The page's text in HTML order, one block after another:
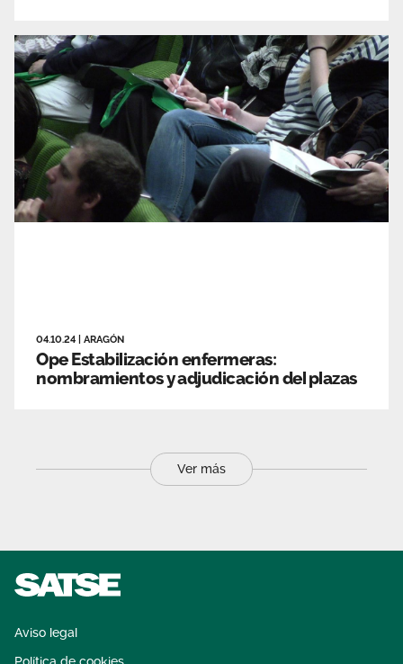
04.10.24 ARAGÓN
Ope Estabilización enfermeras:
nombramientos y adjudicación del plazas
Ver más
Aviso legal